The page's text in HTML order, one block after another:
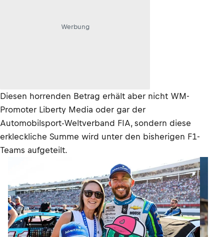
Werbung
Diesen horrenden Betrag erhält aber nicht WM-
Promoter Liberty Media oder gar der
Automobilsport-Weltverband FIA, sondern diese
erkleckliche Summe wird unter den bisherigen F1-
Teams aufgeteilt.